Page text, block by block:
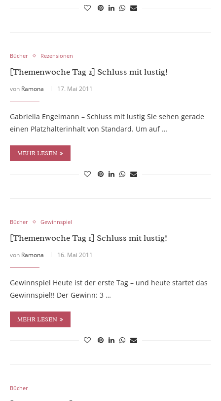
Bücher Rezensionen
[Themenwoche Tag 2] Schluss mit lustig!
von Ramona 17. Mai 2011
Gabriella Engelmann – Schluss mit lustig Sie sehen gerade
einen Platzhalterinhalt von Standard. Um auf …
MEHR LESEN
Bücher Gewinnspiel
[Themenwoche Tag 1] Schluss mit lustig!
von Ramona 16. Mai 2011
Gewinnspiel Heute ist der erste Tag – und heute startet das
Gewinnspiel!! Der Gewinn: 3 …
MEHR LESEN
Bücher